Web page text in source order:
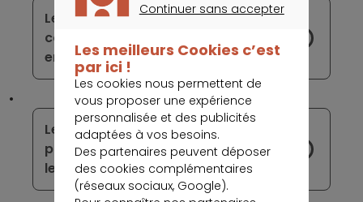
Les épargnes forcées dues au
confinement restent problématiques
en France
Les banques de réseau perdent de
plus en plus de clients au profit de
leurs concurrentes numériques
Continuer sans accepter
Les meilleurs Cookies c’est
par ici !
Les cookies nous permettent de
vous proposer une expérience
personnalisée et des publicités
adaptées à vos besoins.
Des partenaires peuvent déposer
des cookies complémentaires
(réseaux sociaux, Google).